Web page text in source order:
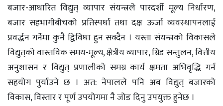
बजार-आधारित विद्युत् व्यापार संयन्त्रले पारदर्शी मूल्य निर्धारण,
बजार सहभागीबीचको प्रतिस्पर्धा तथा दक्ष ऊर्जा व्यवस्थापनलाई
प्रवर्द्धन गर्नेमा कुनै द्विविधा हुन सक्दैन । यस्ता संयन्त्रको विकासले
विद्युत्‌‌को वास्तविक समय-मूल्य, क्षेत्रीय व्यापार, ग्रिड सन्तुलन, वित्तीय
अनुशासन र विद्युत् प्रणालीको समग्र कार्य क्षमता अभिवृद्धि गर्न
सहयोग पुर्याउने छ । अत: नेपालले पनि अब विद्युत् बजारको
विकास, विस्तार र पूर्ण उपयोगमा नै जोड दिनु उपयुक्त हुनेछ ।